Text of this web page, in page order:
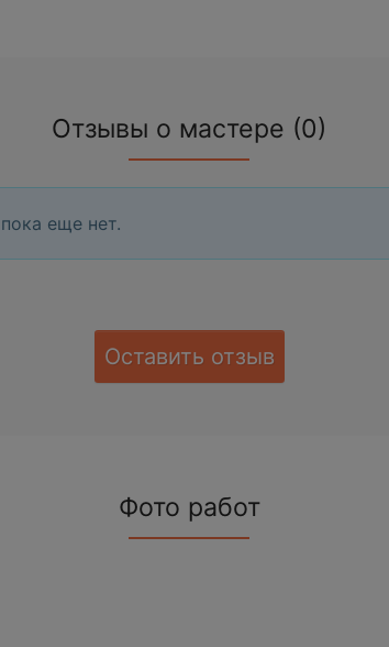
Отзывы о мастере (0)
еще нет.
Оставить отзыв
Фото работ